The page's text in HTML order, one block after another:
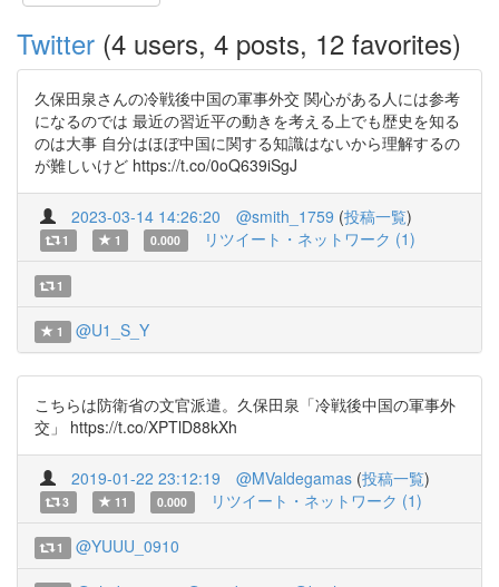
Twitter (4 users, 4 posts, 12 favorites)
久保田泉さんの冷戦後中国の軍事外交 関心がある人には参考
になるのでは 最近の習近平の動きを考える上でも歴史を知る
のは大事 自分はほぼ中国に関する知識はないから理解するの
が難しいけど https://t.co/0oQ639iSgJ
2023-03-14 14:26:20 @smith_1759 (投稿一覧)
1 1 0.000 リツイート・ネットワーク (1)
1
1 @U1_S_Y
こちらは防衛省の文官派遣。久保田泉「冷戦後中国の軍事外
交」 https://t.co/XPTlD88kXh
2019-01-22 23:12:19 @MValdegamas (投稿一覧)
3 11 0.000 リツイート・ネットワーク (1)
1 @YUUU_0910